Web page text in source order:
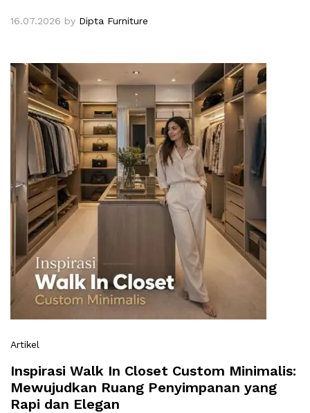
16.07.2026 by Dipta Furniture
Artikel
Inspirasi Walk In Closet Custom Minimalis:
Mewujudkan Ruang Penyimpanan yang
Rapi dan Elegan